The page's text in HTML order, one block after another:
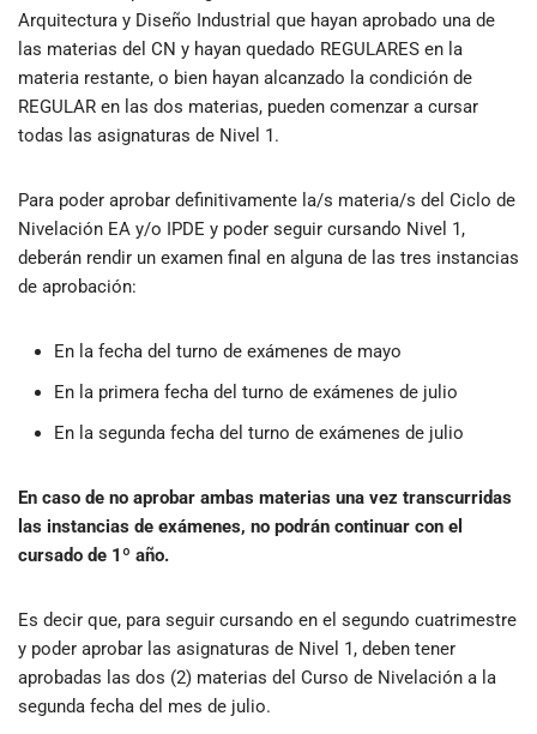
Arquitectura y Diseño Industrial que hayan aprobado una de
las materias del CN y hayan quedado REGULARES en la
materia restante, o bien hayan alcanzado la condición de
REGULAR en las dos materias, pueden comenzar a cursar
todas las asignaturas de Nivel 1.
Para poder aprobar definitivamente la/s materia/s del Ciclo de
Nivelación EA y/o IPDE y poder seguir cursando Nivel 1,
deberán rendir un examen final en alguna de las tres instancias
de aprobación:
En la fecha del turno de exámenes de mayo
En la primera fecha del turno de exámenes de julio
En la segunda fecha del turno de exámenes de julio
En caso de no aprobar ambas materias una vez transcurridas
las instancias de exámenes, no podrán continuar con el
cursado de 1º año.
Es decir que, para seguir cursando en el segundo cuatrimestre
y poder aprobar las asignaturas de Nivel 1, deben tener
aprobadas las dos (2) materias del Curso de Nivelación a la
segunda fecha del mes de julio.